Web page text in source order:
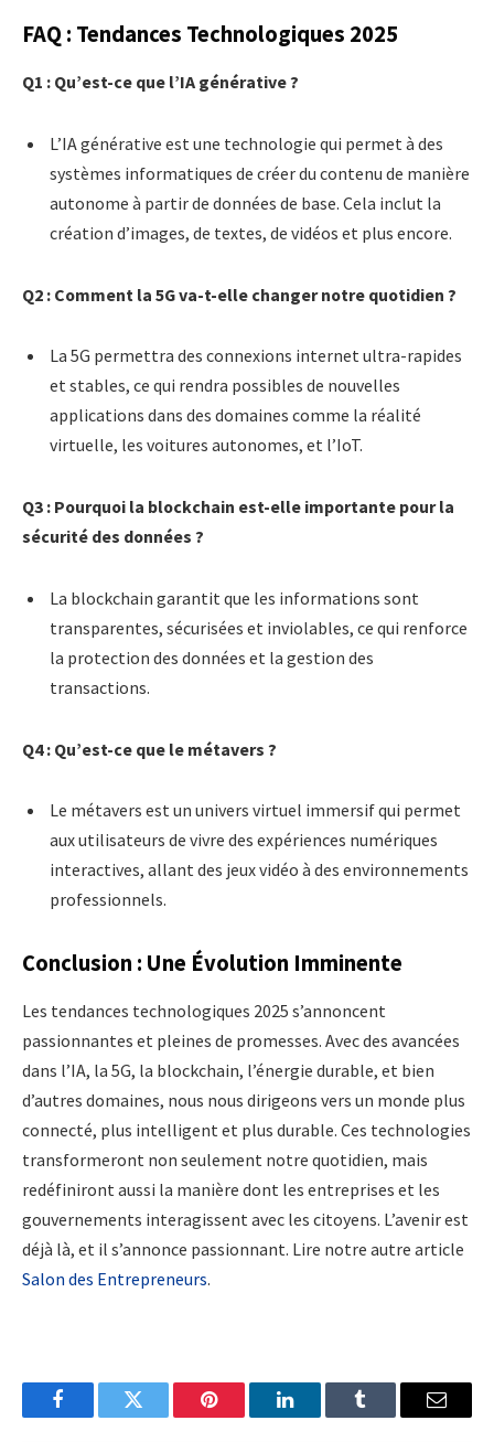
FAQ : Tendances Technologiques 2025
Q1 : Qu’est-ce que l’IA générative ?
L’IA générative est une technologie qui permet à des
systèmes informatiques de créer du contenu de manière
autonome à partir de données de base. Cela inclut la
création d’images, de textes, de vidéos et plus encore.
Q2 : Comment la 5G va-t-elle changer notre quotidien ?
La 5G permettra des connexions internet ultra-rapides
et stables, ce qui rendra possibles de nouvelles
applications dans des domaines comme la réalité
virtuelle, les voitures autonomes, et l’IoT.
Q3 : Pourquoi la blockchain est-elle importante pour la
sécurité des données ?
La blockchain garantit que les informations sont
transparentes, sécurisées et inviolables, ce qui renforce
la protection des données et la gestion des
transactions.
Q4 : Qu’est-ce que le métavers ?
Le métavers est un univers virtuel immersif qui permet
aux utilisateurs de vivre des expériences numériques
interactives, allant des jeux vidéo à des environnements
professionnels.
Conclusion : Une Évolution Imminente
Les tendances technologiques 2025 s’annoncent
passionnantes et pleines de promesses. Avec des avancées
dans l’IA, la 5G, la blockchain, l’énergie durable, et bien
d’autres domaines, nous nous dirigeons vers un monde plus
connecté, plus intelligent et plus durable. Ces technologies
transformeront non seulement notre quotidien, mais
redéfiniront aussi la manière dont les entreprises et les
gouvernements interagissent avec les citoyens. L’avenir est
déjà là, et il s’annonce passionnant. Lire notre autre article
Salon des Entrepreneurs.
FacebookTwitter Pinterest LinkedInTumblr Email